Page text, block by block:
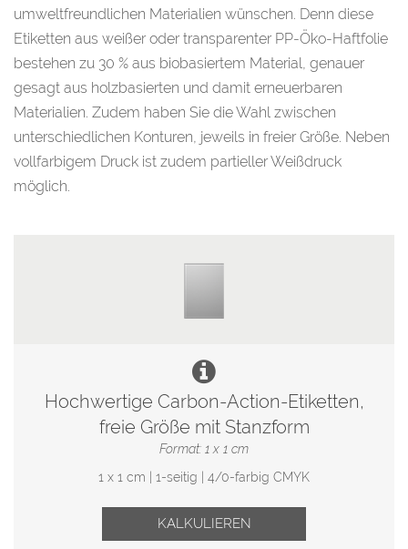
umweltfreundlichen Materialien wünschen. Denn diese
Etiketten aus weißer oder transparenter PP-Öko-Haftfolie
bestehen zu 30 % aus biobasiertem Material, genauer
gesagt aus holzbasierten und damit erneuerbaren
Materialien. Zudem haben Sie die Wahl zwischen
unterschiedlichen Konturen, jeweils in freier Größe. Neben
vollfarbigem Druck ist zudem partieller Weißdruck
möglich.
Hochwertige Carbon-Action-Etiketten,
freie Größe mit Stanzform
Format: 1 x 1 cm
1 x 1 cm | 1-seitig | 4/0-farbig CMYK
KALKULIEREN